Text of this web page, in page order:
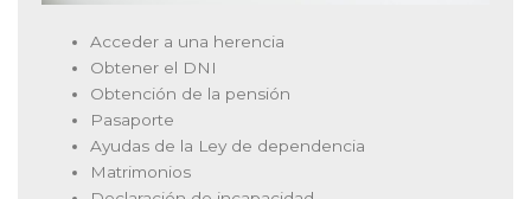
Acceder a una herencia
Obtener el DNI
Obtención de la pensión
Pasaporte
Ayudas de la Ley de dependencia
Matrimonios